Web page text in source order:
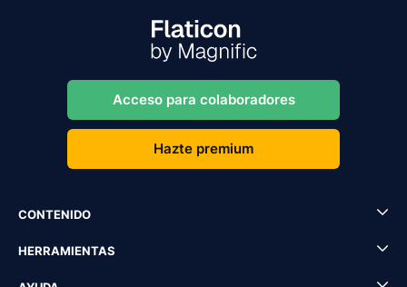
Acceso para colaboradores
Hazte premium
CONTENIDO
HERRAMIENTAS